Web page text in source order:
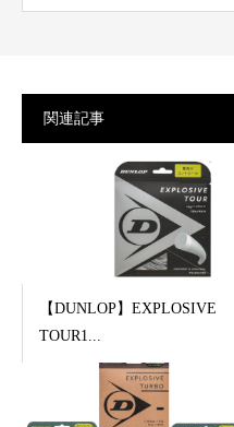
関連記事
【DUNLOP】EXPLOSIVE
TOUR1...